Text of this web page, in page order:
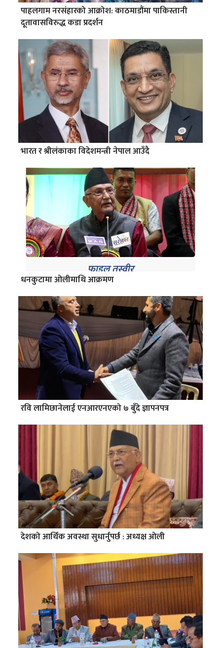
पाहलगाम नरसंहारको आक्रोश: काठमाडौंमा पाकिस्तानी
दूतावासविरुद्ध कडा प्रदर्शन
भारत र श्रीलंकाका विदेशमन्त्री नेपाल आउँदै
धनकुटामा ओलीमाथि आक्रमण
रवि लामिछानेलाई एनआरएनएको ७ बुँदे ज्ञापनपत्र
देशको आर्थिक अवस्था सुधार्नुपर्छ : अध्यक्ष ओली